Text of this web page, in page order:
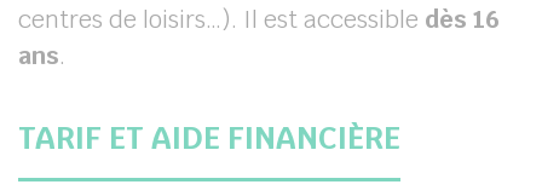
centres de loisirs…). Il est accessible dès 16
ans.
TARIF ET AIDE FINANCIÈRE